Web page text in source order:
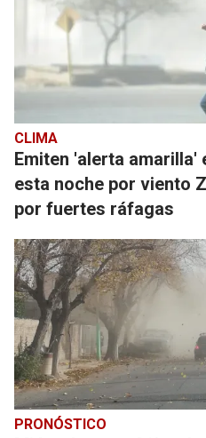
CLIMA
Emiten 'alerta amarilla'
esta noche por viento
por fuertes ráfagas
PRONÓSTICO